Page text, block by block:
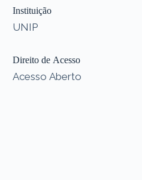
Instituição
UNIP
Direito de Acesso
Acesso Aberto